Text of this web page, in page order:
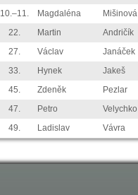
10.–11.
Magdaléna Mišinová
22.
Martin Andričík
27.
Václav Janáček
33.
Hynek Jakeš
45.
Zdeněk Pezlar
47.
Petro Velychko
49.
Ladislav Vávra